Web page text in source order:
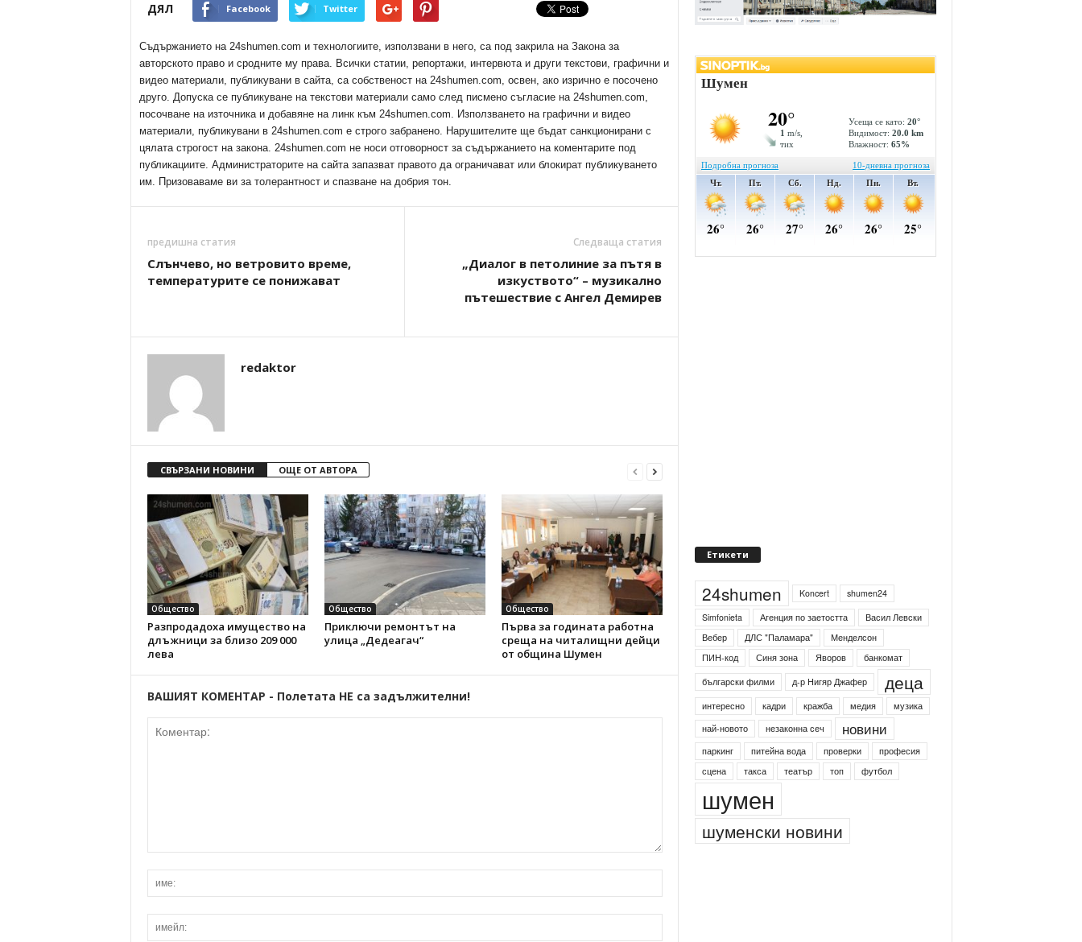
ДЯЛ Facebook Twitter
Съдържанието на 24shumen.com и технологиите, използвани в него, са под закрила на Закона за
авторското право и сродните му права. Всички статии, репортажи, интервюта и други текстови, графични и
видео материали, публикувани в сайта, са собственост на 24shumen.com, освен, ако изрично е посочено
друго. Допуска се публикуване на текстови материали само след писмено съгласие на 24shumen.com,
посочване на източника и добавяне на линк към 24shumen.com. Използването на графични и видео
материали, публикувани в 24shumen.com е строго забранено. Нарушителите ще бъдат санкционирани с
цялата строгост на закона. 24shumen.com не носи отговорност за съдържанието на коментарите под
публикациите. Администраторите на сайта запазват правото да ограничават или блокират публикуването
им. Призоваваме ви за толерантност и спазване на добрия тон.
предишна статия
Слънчево, но ветровито време,
температурите се понижават
Следваща статия
„Диалог в петолиние за пътя в
изкуството“ – музикално
пътешествие с Ангел Демирев
redaktor
СВЪРЗАНИ НОВИНИ ОЩЕ ОТ АВТОРА
Общество
Разпродадоха имущество на
длъжници за близо 209 000
лева
Общество
Приключи ремонтът на
улица „Дедеагач“
Общество
Първа за годината работна
среща на читалищни дейци
от община Шумен
ВАШИЯТ КОМЕНТАР - Полетата НЕ са задължителни!
Етикети
24shumen Koncert
shumen24
Simfonieta
Агенция по заетостта
Васил Левски
Вебер
ДЛС "Паламара"
Менделсон
ПИН-код
Синя зона Яворов
банкомат
български филми
д-р Нигяр Джафер деца
интересно кадри кражба медия
музика
най-новото
незаконна сеч новини
паркинг питейна вода проверки
професия
сцена
такса театър топ футбол
шумен
шуменски новини